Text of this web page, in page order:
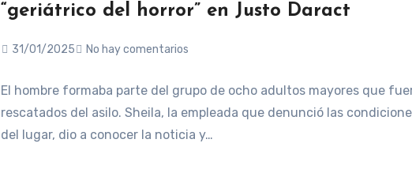
“geriátrico del horror” en Justo Daract
31/01/2025 No hay comentarios
El hombre formaba parte del grupo de ocho adultos mayores que
rescatados del asilo. Sheila, la empleada que denunció las
del lugar, dio a conocer la noticia y…